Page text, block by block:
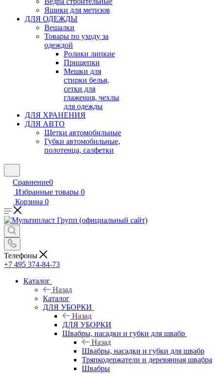
Ящики для метизов
ДЛЯ ОДЕЖДЫ
Вешалки
Товары по уходу за
одеждой
Ролики липкие
Прищепки
Мешки для
стирки белья,
сетки для
глажения, чехлы
для одежды
ДЛЯ ХРАНЕНИЯ
ДЛЯ АВТО
Щетки автомобильные
Губки автомобильные,
полотенца, салфетки
Сравнение0
Избранные товары 0
Корзина 0
Телефоны
+7 495 374-84-73
Каталог
Назад
Каталог
ДЛЯ УБОРКИ
Назад
ДЛЯ УБОРКИ
Швабры, насадки и губки для швабр
Назад
Швабры, насадки и губки для швабр
Тряпкодержатели и деревянная швабра
Швабры